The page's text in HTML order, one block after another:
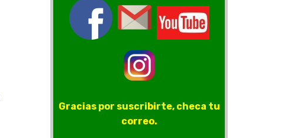
Gracias por suscribirte, checa tu
correo.